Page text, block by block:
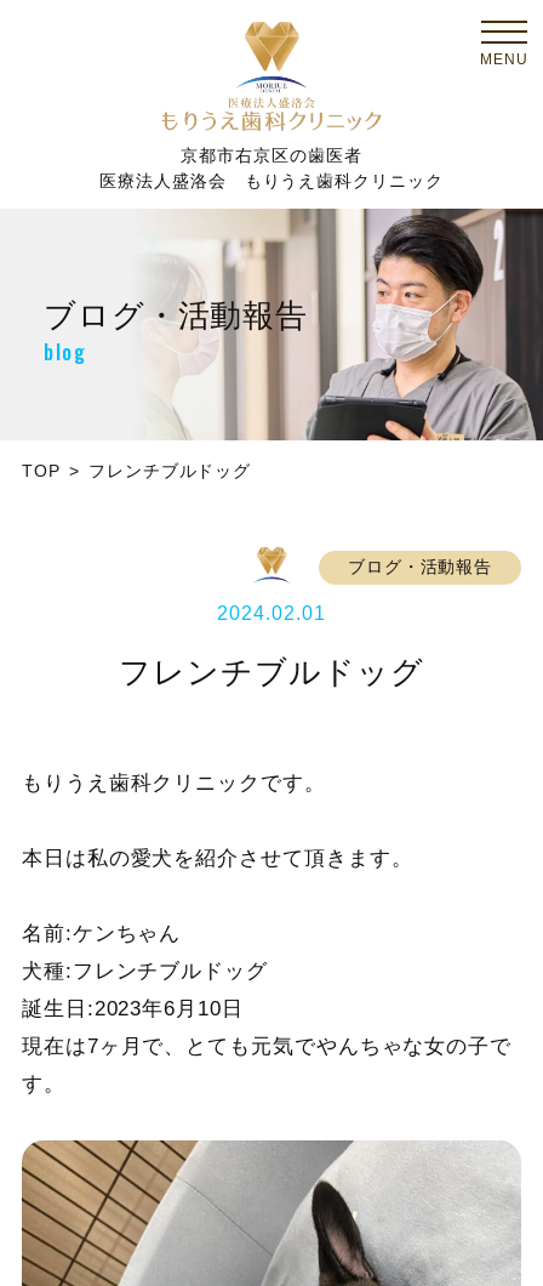
京都市右京区の歯医者
医療法人盛洛会 もりうえ歯科クリニック
ブログ・活動報告
blog
TOP フレンチブルドッグ
2024.02.01
フレンチブルドッグ
ブログ・活動報告
もりうえ歯科クリニックです。
本日は私の愛犬を紹介させて頂きます。
名前:ケンちゃん
犬種:フレンチブルドッグ
誕生日:2023年6月10日
現在は7ヶ月で、とても元気でやんちゃな女の子で
す。